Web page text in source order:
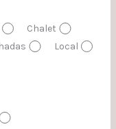
Chalet
Local